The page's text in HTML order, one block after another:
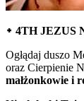
᛭ 4TH JEZUS
Ogłądaj duszo
oraz Cierpienie
małżonkowie i